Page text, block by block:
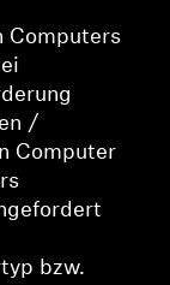
Computers
/
Computer
bzw.